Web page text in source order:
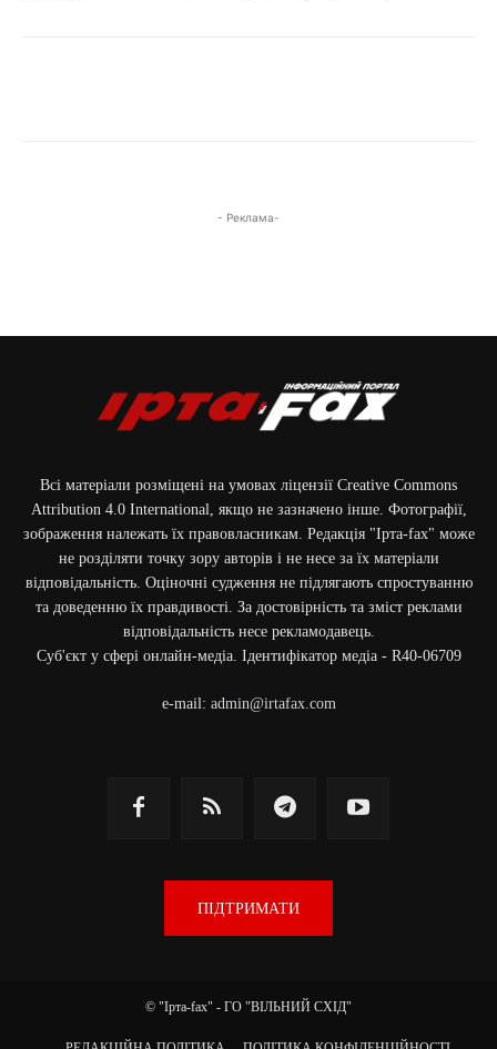
- Реклама-
Всі матеріали розміщені на умовах ліцензії Creative Commons
Attribution 4.0 International, якщо не зазначено інше. Фотографії,
зображення належать їх правовласникам. Редакція "Ірта-fax" може
не розділяти точку зору авторів і не несе за їх матеріали
відповідальність. Оціночні судження не підлягають спростуванню
та доведенню їх правдивості. За достовірність та зміст реклами
відповідальність несе рекламодавець.
Cуб'єкт у сфері онлайн-медіа. Ідентифікатор медіа - R40-06709
e-mail: admin@irtafax.com
ПІДТРИМАТИ
© "Ірта-fax" - ГО "ВІЛЬНИЙ СХІД"